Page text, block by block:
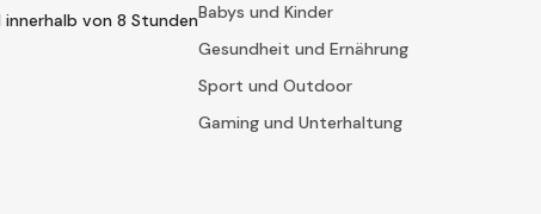
von 8 StundenBabys und Kinder
Gesundheit und Ernährung
Sport und Outdoor
Gaming und Unterhaltung